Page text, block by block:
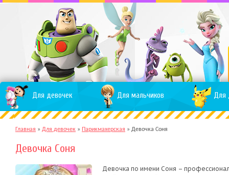
Для девочек Для мальчиков Для
Главная » Для девочек » Парикмахерская » Девочка Соня
Девочка Соня
Девочка по имени Соня –